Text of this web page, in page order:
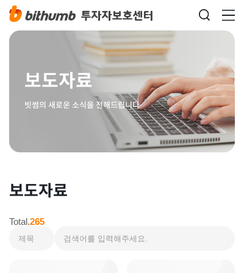
보도자료
빗썸의 새로운 소식을 전해드립니다
보도자료
Total.265